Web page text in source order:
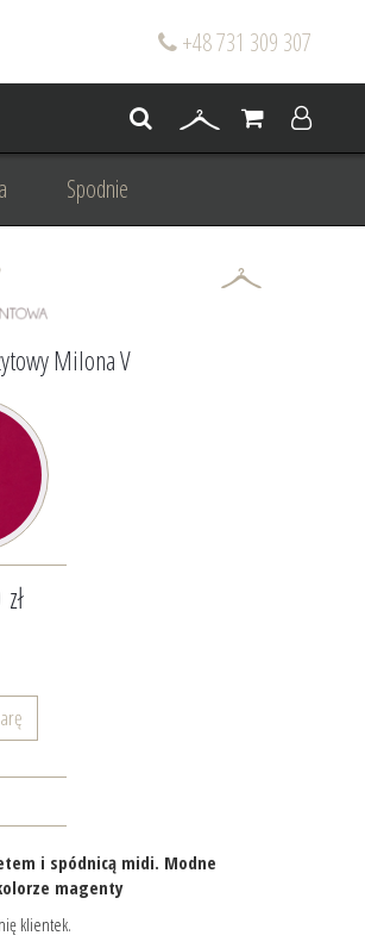
+48 731 309 307
Spodnie
Milona V
i spódnicą midi. Modne
magenty
klientek.